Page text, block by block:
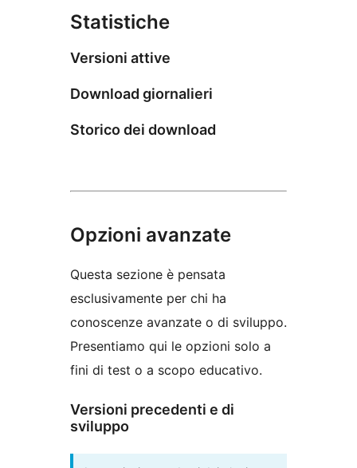
Statistiche
Versioni attive
Download giornalieri
Storico dei download
Opzioni avanzate
Questa sezione è pensata
esclusivamente per chi ha
conoscenze avanzate o di sviluppo.
Presentiamo qui le opzioni solo a
fini di test o a scopo educativo.
Versioni precedenti e di
sviluppo